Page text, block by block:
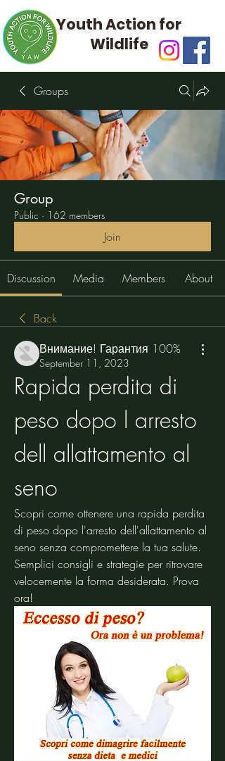
Youth Action for
Wildlife
Groups
Group
Public · 162 members
Join
Discussion Media Members About
Back
Внимание! Гарантия 100%
September 11, 2023
Rapida perdita di
peso dopo l arresto
dell allattamento al
seno
Scopri come ottenere una rapida perdita
di peso dopo l'arresto dell'allattamento al
seno senza compromettere la tua salute.
Semplici consigli e strategie per ritrovare
velocemente la forma desiderata. Prova
ora!